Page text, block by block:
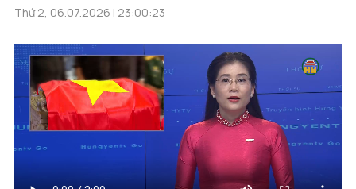
Thứ 2, 06.07.2026 | 23:00:23